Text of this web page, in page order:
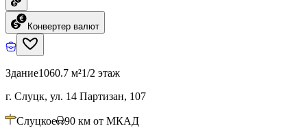
Конвертер валют
Здание1060.7 м²1/2 этаж
г. Слуцк, ул. 14 Партизан, 107
Слуцкое 90 км от МКАД